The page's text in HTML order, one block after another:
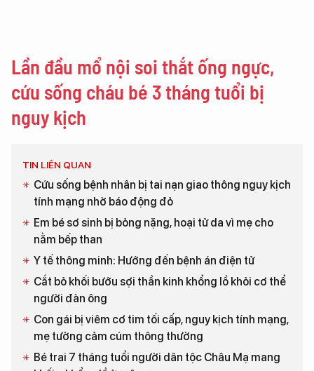
Lần đầu mổ nội soi thắt ống ngực,
cứu sống cháu bé 3 tháng tuổi bị
nguy kịch
TIN LIÊN QUAN
Cứu sống bệnh nhân bị tai nạn giao thông nguy kịch
tính mạng nhờ báo động đỏ
Em bé sơ sinh bị bỏng nặng, hoại tử da vì mẹ cho
nằm bếp than
Y tế thông minh: Hướng đến bệnh án điện tử
Cắt bỏ khối bướu sợi thần kinh khổng lồ khỏi cơ thể
người đàn ông
Con gái bị viêm cơ tim tối cấp, nguy kịch tính mạng,
mẹ tưởng cảm cúm thông thường
Bé trai 7 tháng tuổi người dân tộc Châu Mạ mang